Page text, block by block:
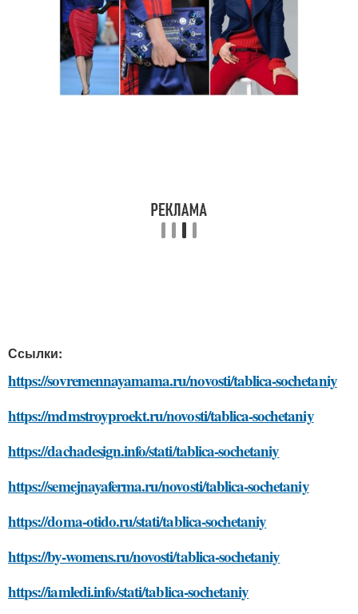
Ссылки:
https://sovremennayamama.ru/novosti/tablica-sochetaniy
https://mdmstroyproekt.ru/novosti/tablica-sochetaniy
https://dachadesign.info/stati/tablica-sochetaniy
https://semejnayaferma.ru/novosti/tablica-sochetaniy
https://doma-otido.ru/stati/tablica-sochetaniy
https://by-womens.ru/novosti/tablica-sochetaniy
https://iamledi.info/stati/tablica-sochetaniy